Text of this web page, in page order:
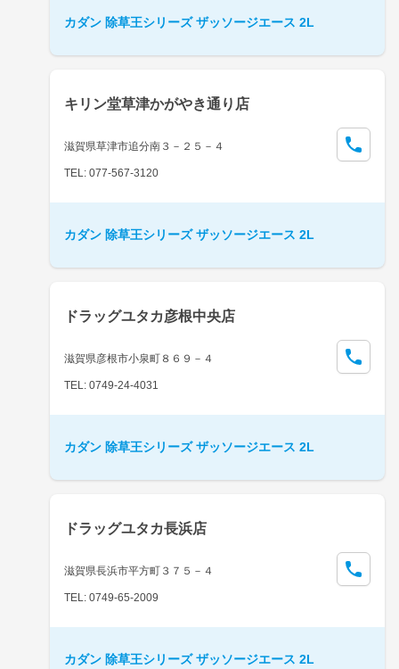
カダン 除草王シリーズ ザッソージエース 2L
キリン堂草津かがやき通り店
滋賀県草津市追分南３－２５－４
TEL: 077-567-3120
カダン 除草王シリーズ ザッソージエース 2L
ドラッグユタカ彦根中央店
滋賀県彦根市小泉町８６９－４
TEL: 0749-24-4031
カダン 除草王シリーズ ザッソージエース 2L
ドラッグユタカ長浜店
滋賀県長浜市平方町３７５－４
TEL: 0749-65-2009
カダン 除草王シリーズ ザッソージエース 2L